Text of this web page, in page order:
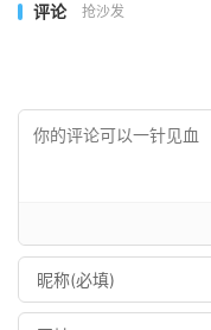
评论 抢沙发